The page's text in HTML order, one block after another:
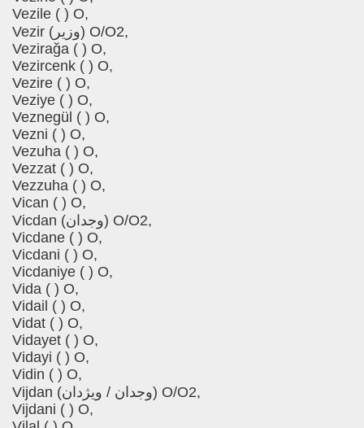
Vezile ( ) O,
Vezir (وزیر) O/O2,
Vezirağa ( ) O,
Vezircenk ( ) O,
Vezire ( ) O,
Veziye ( ) O,
Veznegül ( ) O,
Vezni ( ) O,
Vezuha ( ) O,
Vezzat ( ) O,
Vezzuha ( ) O,
Vican ( ) O,
Vicdan (وجدان) O/O2,
Vicdane ( ) O,
Vicdani ( ) O,
Vicdaniye ( ) O,
Vida ( ) O,
Vidail ( ) O,
Vidat ( ) O,
Vidayet ( ) O,
Vidayi ( ) O,
Vidin ( ) O,
Vijdan (وجدان / ویژدان) O/O2,
Vijdani ( ) O,